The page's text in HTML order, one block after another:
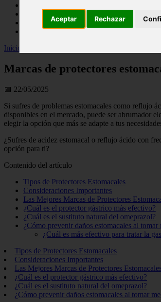
Aceptar Rechazar
venezuela
verduras
Inicio
Marcas de protectores
📅 22/05/2025
Si sufres de problemas estomacales como reflujo
disponibles en el mercado, puede ser abrumador
elegir la opción que más se adapte a tus
¿Sufres de acidez estomacal o reflujo ácido con
opción para ti?
Contenido del artículo
Tipos de Protectores Estomacales
Consideraciones Importantes
Las Mejores Marcas de Protectores
¿Cuál es el protector gástrico más efectivo?
¿Cuál es el sustituto natural del omeprazol?
¿Cómo prevenir daños estomacales al tomar
¿Cuál es más efectivo para tratar la
Tipos de Protectores Estomacales
Consideraciones Importantes
Las Mejores Marcas de Protectores
¿Cuál es el protector gástrico más efectivo?
¿Cuál es el sustituto natural del omeprazol?
¿Cómo prevenir daños estomacales al tomar